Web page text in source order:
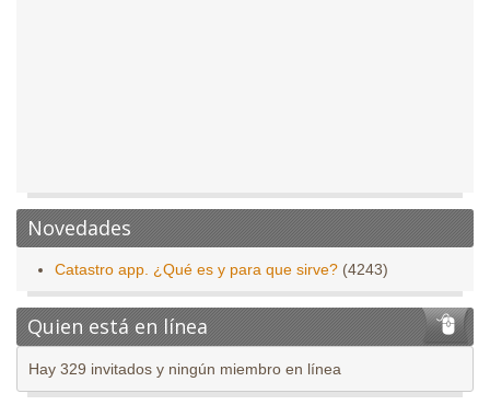
Novedades
Catastro app. ¿Qué es y para que sirve? (4243)
Quien está en línea
Hay 329 invitados y ningún miembro en línea